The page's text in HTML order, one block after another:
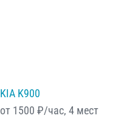
KIA K900
от 1500 ₽/час, 4 мест